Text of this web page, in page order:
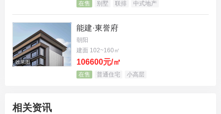
在售 别墅 联排 中式地产
效果图
能建·東誉府
朝阳
建面 102~160㎡
106600元/㎡
在售 普通住宅 小高层
相关资讯